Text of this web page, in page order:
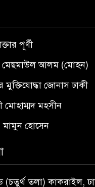
পূর্ণী
: মেছমাউল আলম (মোহন)
মুক্তিযোদ্ধা জোনাস ঢাকী
মহসীন
মামুন হোসেন
তলা) কাকরাইল,